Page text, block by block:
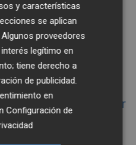
ingresos de Fabra
destino", según
58.920 euros
del PP de
vez, el dinero de
cuentas tituladas por
Blanes con
mensual
y características
se aplican
proveedores
legítimo en
tiene derecho a
de publicidad.
en
Configuración de